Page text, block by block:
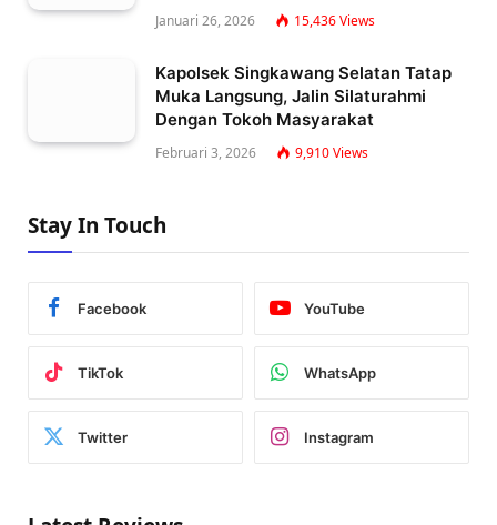
Januari 26, 2026 15,436Views
Kapolsek Singkawang Selatan Tatap
Muka Langsung, Jalin Silaturahmi
Dengan Tokoh Masyarakat
Februari 3, 2026 9,910Views
Stay In Touch
Facebook YouTube
TikTok WhatsApp
Twitter Instagram